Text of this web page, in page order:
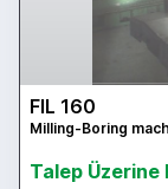
FIL 160
Milling-Boring
Talep Üzerine